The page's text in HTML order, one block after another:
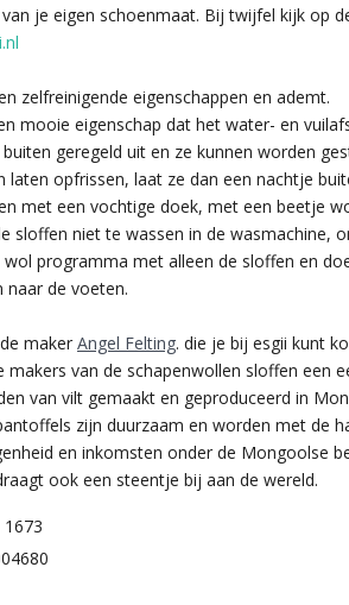
van je eigen schoenmaat. Bij twijfel kijk op
zelfreinigende eigenschappen en ademt.
mooie eigenschap dat het water- en
geregeld uit en ze kunnen worden
laten opfrissen, laat ze dan een nachtje
met een vochtige doek, met een beetje
sloffen niet te wassen in de wasmachine,
programma met alleen de sloffen en
naar de voeten.
maker Angel Felting. die je bij esgii kunt
makers van de schapenwollen sloffen een
van vilt gemaakt en geproduceerd in
zijn duurzaam en worden met de
en inkomsten onder de Mongoolse
ook een steentje bij aan de wereld.